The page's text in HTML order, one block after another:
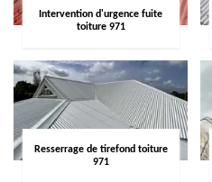
Intervention d'urgence fuite
toiture 971
Resserrage de tirefond toiture
971